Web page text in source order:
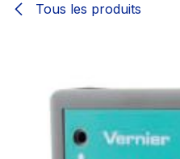
Tous les produits